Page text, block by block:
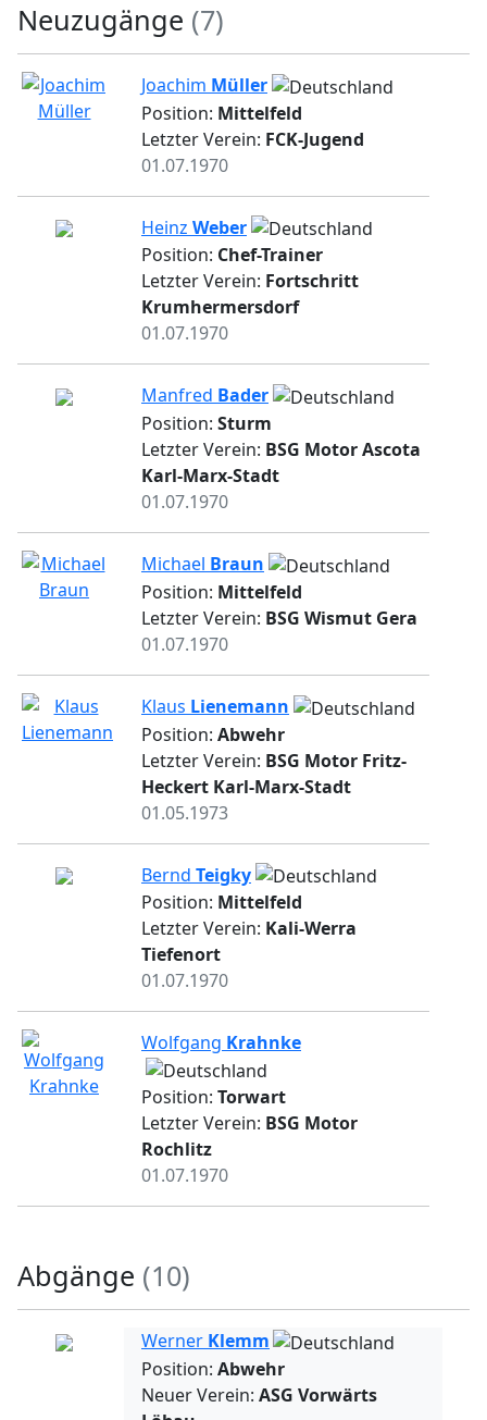
Neuzugänge (7)
Joachim Müller
Position: Mittelfeld
Letzter Verein: FCK-Jugend
01.07.1970
Heinz Weber
Position: Chef-Trainer
Letzter Verein: Fortschritt
Krumhermersdorf
01.07.1970
Manfred Bader
Position: Sturm
Letzter Verein: BSG Motor Ascota
Karl-Marx-Stadt
01.07.1970
Michael Braun
Position: Mittelfeld
Letzter Verein: BSG Wismut Gera
01.07.1970
Klaus Lienemann
Position: Abwehr
Letzter Verein: BSG Motor Fritz-
Heckert Karl-Marx-Stadt
01.05.1973
Bernd Teigky
Position: Mittelfeld
Letzter Verein: Kali-Werra
Tiefenort
01.07.1970
Wolfgang Krahnke
Position: Torwart
Letzter Verein: BSG Motor
Rochlitz
01.07.1970
Abgänge (10)
Werner Klemm
Position: Abwehr
Neuer Verein: ASG Vorwärts